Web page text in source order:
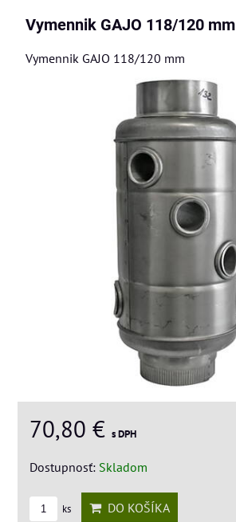
Vymennik GAJO 118/120 mm
Vymennik GAJO 118/120 mm
70,80 € s DPH
Dostupnosť: Skladom
ks DO KOŠÍKA